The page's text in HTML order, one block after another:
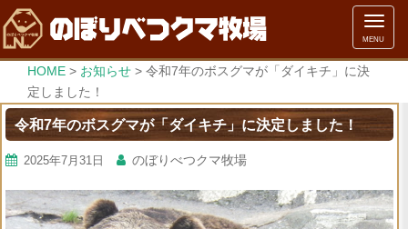
メ
ニ
ュ
MENU
HOME > お知らせ > 令和7年のボスグマが「ダイキチ」に決
定しました！
令和7年のボスグマが「ダイキチ」に決定しました！
2025年7月31日 のぼりべつクマ牧場